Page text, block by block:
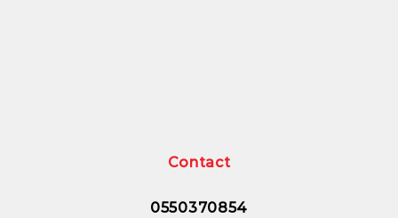
Contact
0550370854